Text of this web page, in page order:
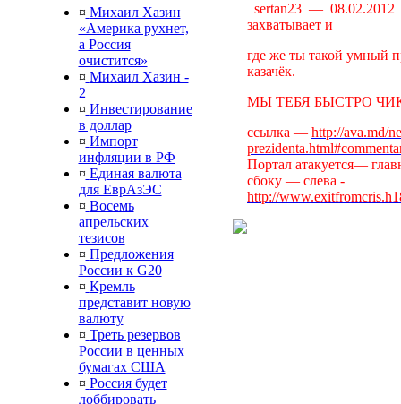
¤ Михаил Хазин
«Америка рухнет,
а Россия
очистится»
¤ Михаил Хазин -
2
¤ Инвестирование
в доллар
¤ Импорт
инфляции в РФ
¤ Единая валюта
для ЕврАзЭС
¤ Восемь
апрельских
тезисов
¤ Предложения
России к G20
¤ Кремль
представит новую
валюту
¤ Треть резервов
России в ценных
бумагах США
¤ Россия будет
лоббировать
sertan23 —
захватывает и
где же ты такой умный
казачёк.
МЫ ТЕБЯ БЫСТРО
ссылка — http://ava.md/
Портал атакуется—
сбоку — слева -
http://